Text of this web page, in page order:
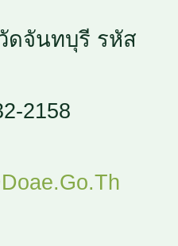
ดจันทบุรี รหัส
2158